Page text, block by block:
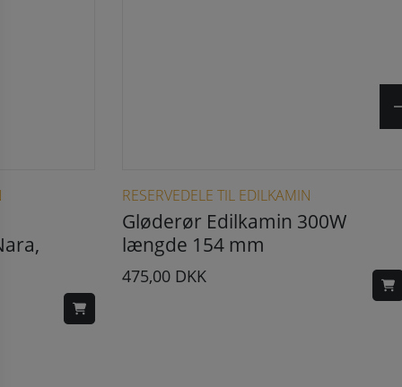
RESERVEDELE TIL EDILKAMIN
Gløderør Edilkamin 300W
længde 154 mm
475,00 DKK